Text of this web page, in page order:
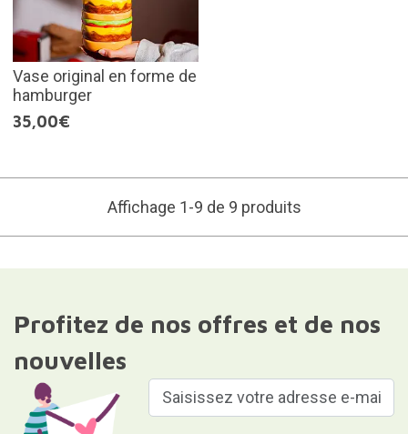
Vase original en forme de
hamburger
35,00€
Affichage 1-9 de 9 produits
Profitez de nos offres et de nos
nouvelles